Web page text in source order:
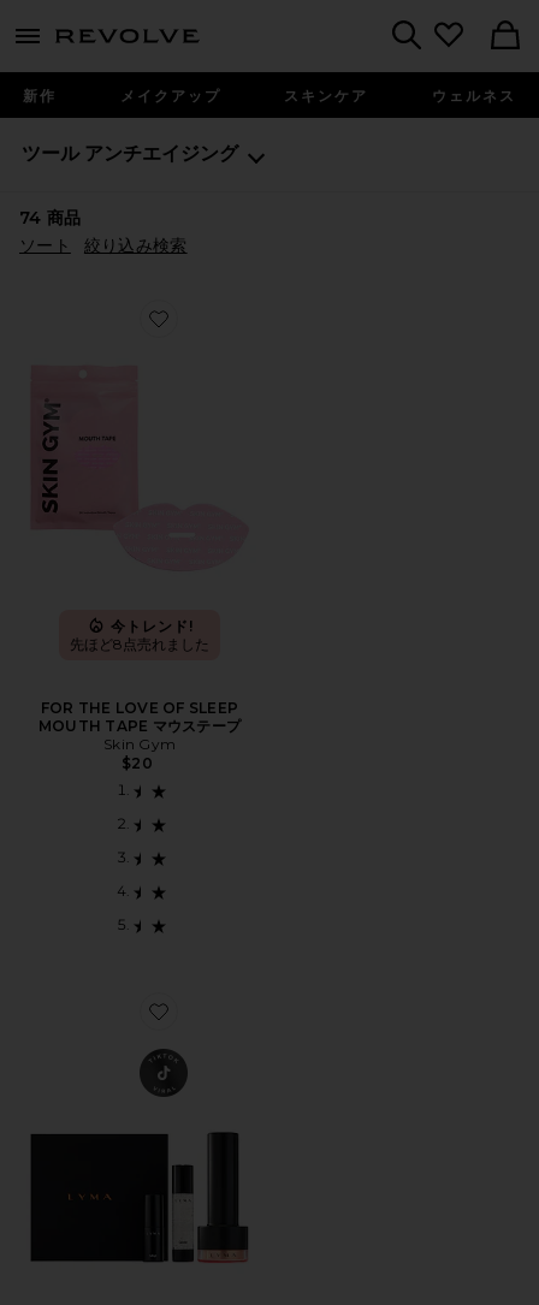
menu - shows more content
新作 メイクアップ スキンケア ウェルネス
ツール アンチエイジング
74 商品
ソート
絞り込み検索
Favorite FOR THE LOVE OF SLEEP MOUTH TAPE マ
今トレンド!
先ほど8点売れました
FOR THE LOVE OF SLEEP
MOUTH TAPE マウステープ
Skin Gym
$20
Favorite LASER PRO STARTER KIT レーザープロ